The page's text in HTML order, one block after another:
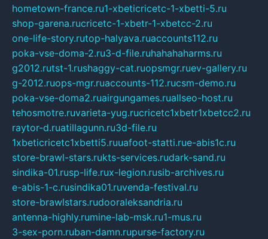
hometown-france.ru1-xbeticricetc-1-xbetti-5.ru
shop-garena.rucricetc-1-xbetr-1-xbetcc-2.ru
one-life-story.rutop-halyava.ruaccounts112.ru
poka-vse-doma-2.ru3-d-file.ruhahahaharms.ru
g2012.rutst-1.rushaggy-cat.ruopsmgr.ruev-gallery.ru
g-2012.ruops-mgr.ruaccounts-112.rucsm-demo.ru
poka-vse-doma2.ruairgungames.ruallseo-host.ru
tehosmotre.ruvarieta-yug.rucricetc1xbetr1xbetcc2.ru
raytor-d.ruatillagunn.ru3d-file.ru
1xbeticricetc1xbetti5.ruuafoot-statti.rue-abis1c.ru
store-brawl-stars.rukts-services.rudark-sand.ru
sindika-01.rusp-life.rux-legion.rusib-archives.ru
e-abis-1-c.rusindika01.ruvenda-festival.ru
store-brawlstars.rudooraleksandria.ru
antenna-highly.rumine-lab-msk.ru1-mus.ru
3-sex-porn.ruban-damn.rupurse-factory.ru